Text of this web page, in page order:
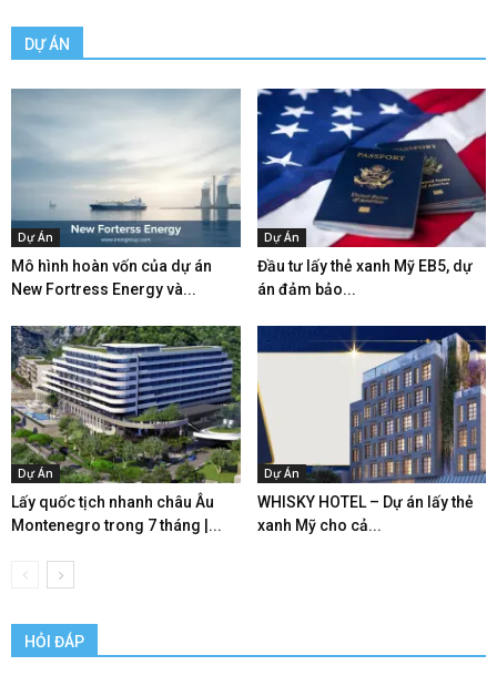
DỰ ÁN
Dự Án
Mô hình hoàn vốn của dự án
New Fortress Energy và...
Dự Án
Đầu tư lấy thẻ xanh Mỹ EB5, dự
án đảm bảo...
Dự Án
Lấy quốc tịch nhanh châu Âu
Montenegro trong 7 tháng |...
Dự Án
WHISKY HOTEL – Dự án lấy thẻ
xanh Mỹ cho cả...
HỎI ĐÁP